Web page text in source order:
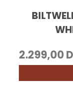
2.299,00